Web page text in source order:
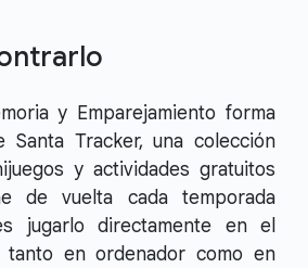
y Emparejamiento forma
Santa Tracker, una colección
y actividades gratuitos
de vuelta cada temporada
jugarlo directamente en el
tanto en ordenador como en